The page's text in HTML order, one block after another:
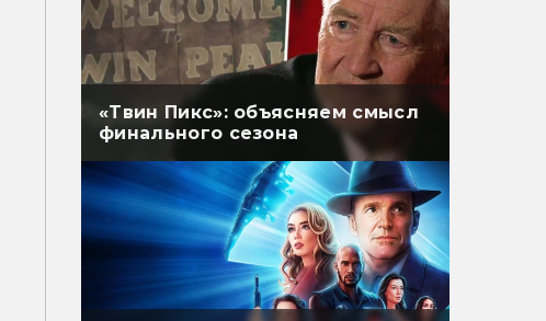
«Твин Пикс»: объясняем смысл
финального сезона